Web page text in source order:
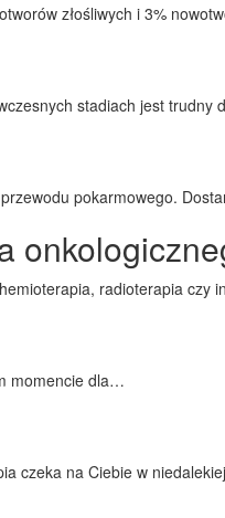
złośliwych i 3%
stadiach jest trudny
pokarmowego.
radioterapia czy
momencie dla…
czeka na Ciebie w